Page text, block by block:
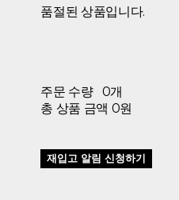
품절된 상품입니다.
주문 수량
0개
총 상품 금액 0원
재입고 알림 신청하기